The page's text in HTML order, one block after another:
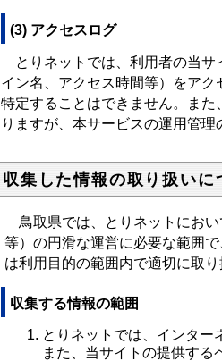
(3) アクセスログ
とりネットでは、利用者の当サ
イン名、アクセス時間等）をア
特定することはできません。ま
りますが、本サービスの運用管
収集した情報の取り扱いに
鳥取県では、とりネットにおい
等）の円滑な運営に必要な範囲
は利用目的の範囲内で適切に取り
収集する情報の範囲
とりネットでは、インター
また、当サイトの提供す